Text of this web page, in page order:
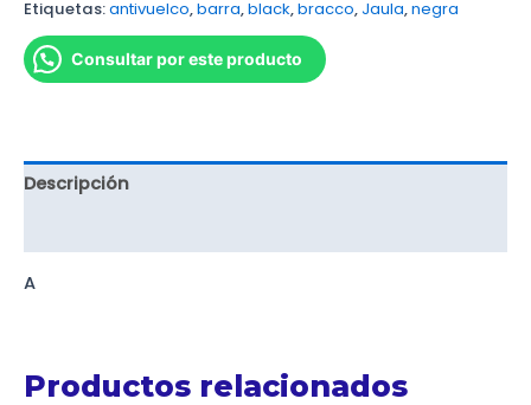
Etiquetas:antivuelco,barra,black,bracco, Jaula,negra
Consultar por este producto
Descripción
A
Productos relacionados